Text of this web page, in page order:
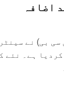
سی بی) نے
کا اعلان کردیا